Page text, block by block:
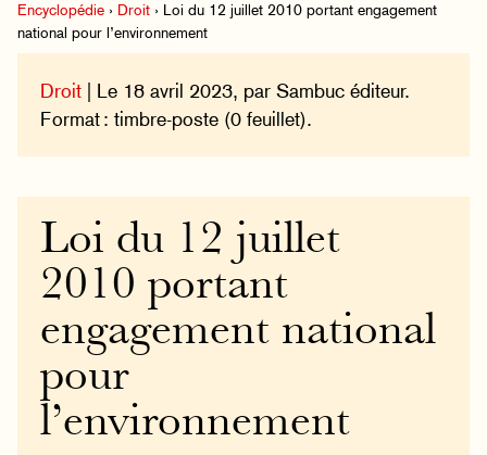
Encyclopédie › Droit › Loi du 12 juillet 2010 portant engagement
national pour l’environnement
Droit | Le 18 avril 2023, par Sambuc éditeur.
Format : timbre-poste (0 feuillet).
Loi du 12 juillet
2010 portant
engagement national
pour
l’environnement